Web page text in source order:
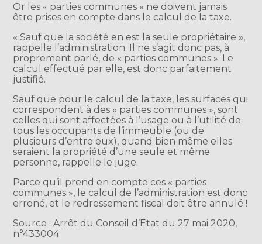
Or les « parties communes » ne doivent jamais
être prises en compte dans le calcul de la taxe.
« Sauf que la société en est la seule propriétaire »,
rappelle l’administration. Il ne s’agit donc pas, à
proprement parlé, de « parties communes ». Le
calcul effectué par elle, est donc parfaitement
justifié.
Sauf que pour le calcul de la taxe, les surfaces qui
correspondent à des « parties communes », sont
celles qui sont affectées à l’usage ou à l’utilité de
tous les occupants de l’immeuble (ou de
plusieurs d’entre eux), quand bien même elles
seraient la propriété d’une seule et même
personne, rappelle le juge.
Parce qu’il prend en compte ces « parties
communes », le calcul de l’administration est donc
erroné, et le redressement fiscal doit être annulé !
Source : Arrêt du Conseil d’Etat du 27 mai 2020,
n°433004